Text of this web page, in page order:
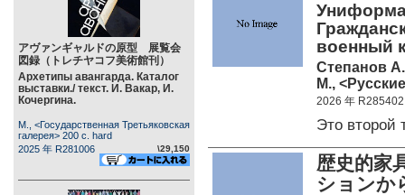
アヴァンギャルドの原型 展覧会
図録（トレチヤコフ美術館刊）
Архетипы авангарда. Каталог
выставки./ текст. И. Вакар, И.
Кочергина.
М., <Государственная Третьяковская
галерея> 200 c. hard
2025 年 R281006
\29,150
военный
Степанов
М.,
2026 年 R285402
Это второй
歴史的家
ションか